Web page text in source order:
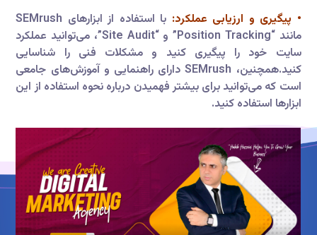
• پیگیری و ارزیابی عملکرد:
با استفاده از ابزارهای SEMrush
مانند “Position Tracking” و “Site Audit”، می‌توانید عملکرد
سایت خود را پیگیری کنید و مشکلات فنی را شناسایی
کنید.همچنین، SEMrush دارای راهنمایی و آموزش‌های جامعی
است که می‌توانید برای بیشتر فهمیدن درباره نحوه استفاده از این
ابزارها استفاده کنید.